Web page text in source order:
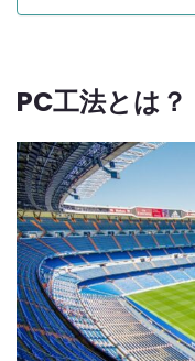
PC工法とは？